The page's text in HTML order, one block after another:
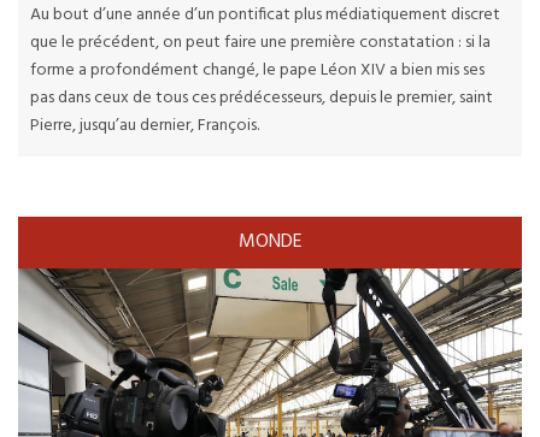
Au bout d’une année d’un pontificat plus médiatiquement discret
que le précédent, on peut faire une première constatation : si la
forme a profondément changé, le pape Léon XIV a bien mis ses
pas dans ceux de tous ces prédécesseurs, depuis le premier, saint
Pierre, jusqu’au dernier, François.
MONDE